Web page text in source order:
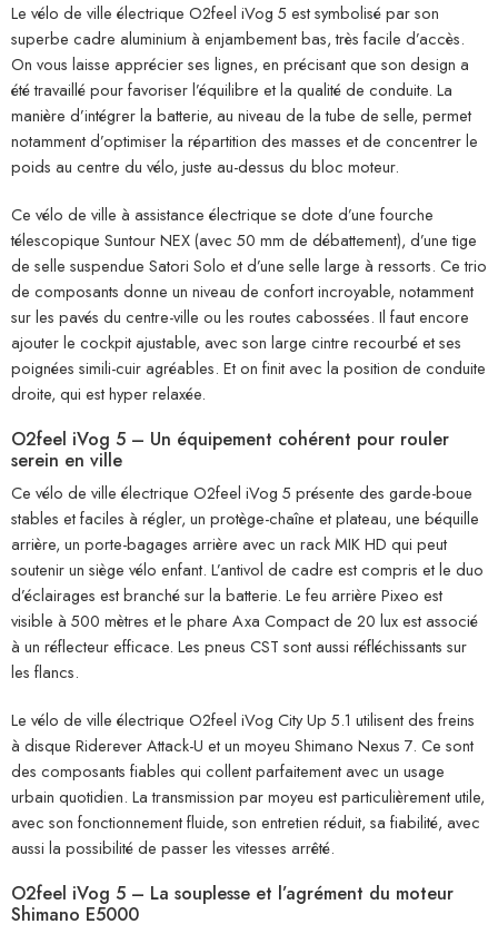
Le vélo de ville électrique O2feel iVog 5 est symbolisé par son
superbe cadre aluminium à enjambement bas, très facile d’accès.
On vous laisse apprécier ses lignes, en précisant que son design a
été travaillé pour favoriser l’équilibre et la qualité de conduite. La
manière d’intégrer la batterie, au niveau de la tube de selle, permet
notamment d’optimiser la répartition des masses et de concentrer le
poids au centre du vélo, juste au-dessus du bloc moteur.
Ce vélo de ville à assistance électrique se dote d’une fourche
télescopique Suntour NEX (avec 50 mm de débattement), d’une tige
de selle suspendue Satori Solo et d’une selle large à ressorts. Ce trio
de composants donne un niveau de confort incroyable, notamment
sur les pavés du centre-ville ou les routes cabossées. Il faut encore
ajouter le cockpit ajustable, avec son large cintre recourbé et ses
poignées simili-cuir agréables. Et on finit avec la position de conduite
droite, qui est hyper relaxée.
O2feel iVog 5 – Un équipement cohérent pour rouler
serein en ville
Ce vélo de ville électrique O2feel iVog 5 présente des garde-boue
stables et faciles à régler, un protège-chaîne et plateau, une béquille
arrière, un porte-bagages arrière avec un rack MIK HD qui peut
soutenir un siège vélo enfant. L’antivol de cadre est compris et le duo
d’éclairages est branché sur la batterie. Le feu arrière Pixeo est
visible à 500 mètres et le phare Axa Compact de 20 lux est associé
à un réflecteur efficace. Les pneus CST sont aussi réfléchissants sur
les flancs.
Le vélo de ville électrique O2feel iVog City Up 5.1 utilisent des freins
à disque Riderever Attack-U et un moyeu Shimano Nexus 7. Ce sont
des composants fiables qui collent parfaitement avec un usage
urbain quotidien. La transmission par moyeu est particulièrement utile,
avec son fonctionnement fluide, son entretien réduit, sa fiabilité, avec
aussi la possibilité de passer les vitesses arrêté.
O2feel iVog 5 – La souplesse et l’agrément du moteur
Shimano E5000